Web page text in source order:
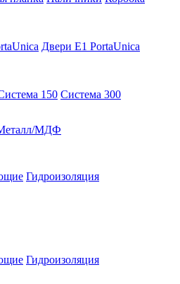
Двери E1 PortaUnica
150 Система 300
МДФ
Гидроизоляция
Гидроизоляция